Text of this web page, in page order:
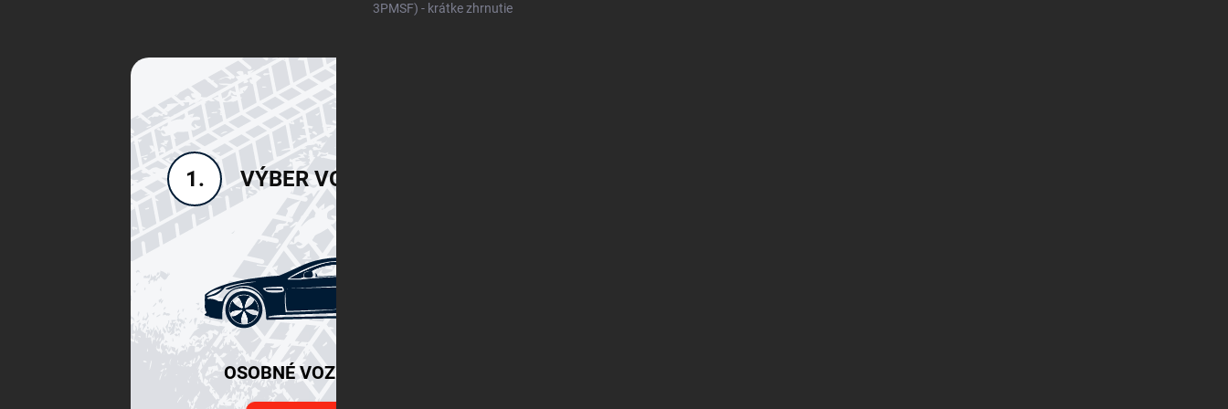
3PMSF) - krátke zhrnutie
1. VÝBER VOZIDLA
OSOBNÉ VOZIDLÁ SUV